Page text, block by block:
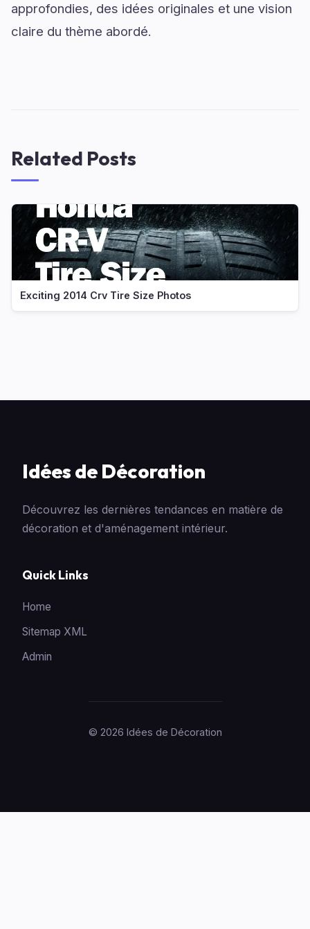
approfondies, des idées originales et une vision
claire du thème abordé.
Related Posts
Exciting 2014 Crv Tire Size Photos
Idées de Décoration
Découvrez les dernières tendances en matière de
décoration et d'aménagement intérieur.
Quick Links
Home
Sitemap XML
Admin
© 2026 Idées de Décoration